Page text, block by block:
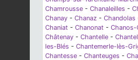
Chamrousse - Chanaleilles -
Chanay - Chanaz - Chandolas
Chaniat - Chanonat - Chanos-
Châtenay - Chantelle -
les-Blés - Chantemerle-lès-
Chantesse - Chanteuges -